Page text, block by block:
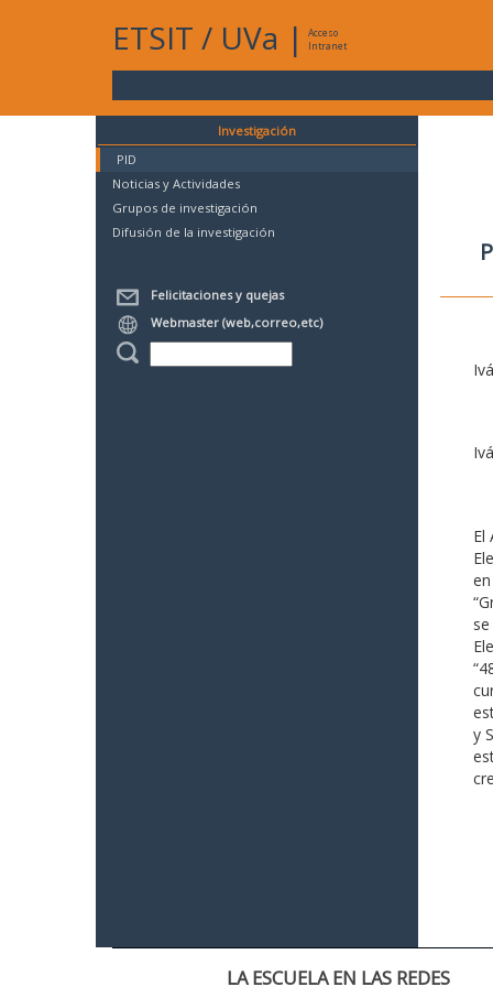
ETSIT / UVa |
Acceso
Intranet
Investigación
PID
Noticias y Actividades
Grupos de investigación
Difusión de la investigación
Felicitaciones y quejas
Webmaster (web,correo,etc)
El
y
LA ESCUELA EN LAS REDES